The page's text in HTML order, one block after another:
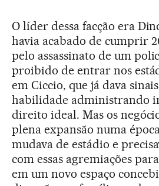
O líder dessa facção era
havia acabado de cumprir
pelo assassinato de um
proibido de entrar nos
em Ciccio, que já dava
habilidade administrando
direito ideal. Mas os
plena expansão numa
mudava de estádio e
com essas agremiações
em um novo espaço